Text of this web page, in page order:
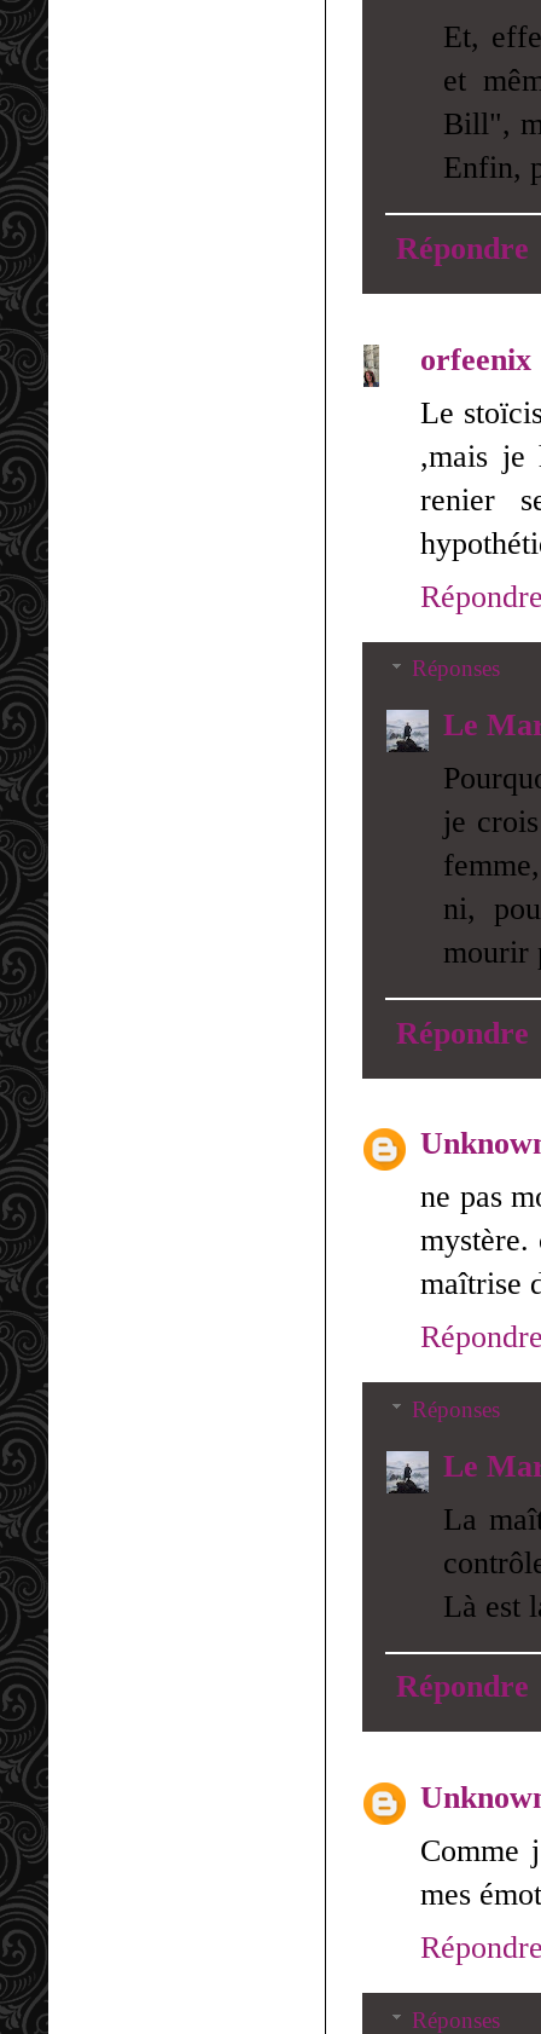
Et,
et
Bill",
Enfin,
Répondre
orfeenix
Le
,mais je
renier
Réponses
Le
je
ni,
mourir
Répondre
ne pas
mystère.
maîtrise
Réponses
Le
La
Là est
Répondre
Comme
mes
Réponses